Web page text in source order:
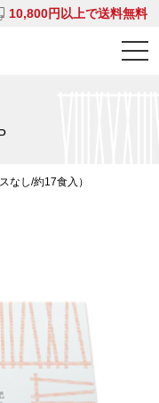
10,800円以上で送料無料
なし/約17食入）